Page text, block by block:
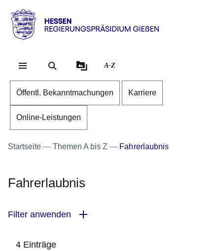
Direkt zum Kopf der
Direkt zum Inhalt
Direkt zum Fuß der
Hessen
RP
A-Z
Öffentl. Bekanntmachungen Karriere
Online-Leistungen
Startseite Themen A bis Z Fahrerlaubnis
Fahrerlaubnis
Filter anwenden
4 Einträge